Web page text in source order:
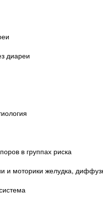
диареи
в группах риска
и моторики желудка,